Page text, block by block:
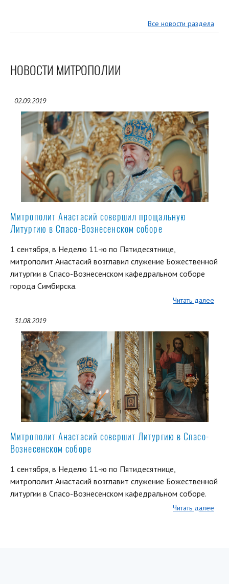
Все новости раздела
НОВОСТИ МИТРОПОЛИИ
02.09.2019
Митрополит Анастасий совершил прощальную
Литургию в Спасо-Вознесенском соборе
1 сентября, в Неделю 11-ю по Пятидесятнице,
митрополит Анастасий возглавил служение Божественной
литургии в Спасо-Вознесенском кафедральном соборе
города Симбирска.
Читать далее
31.08.2019
Митрополит Анастасий совершит Литургию в Спасо-
Вознесенском соборе
1 сентября, в Неделю 11-ю по Пятидесятнице,
митрополит Анастасий возглавит служение Божественной
литургии в Спасо-Вознесенском кафедральном соборе.
Читать далее